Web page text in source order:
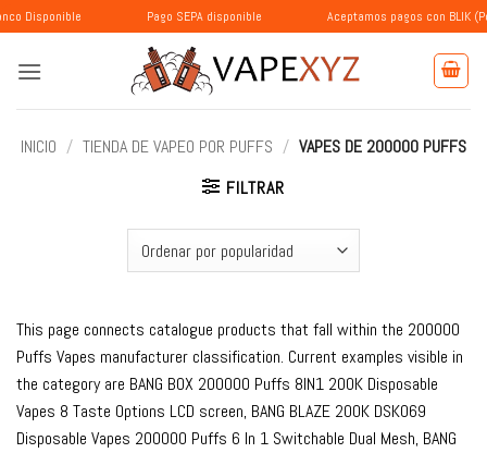
Saltar
al
contenido
Pago SEPA disponible Aceptamos pagos con BLIK (Polonia)
INICIO / TIENDA DE VAPEO POR PUFFS / VAPES DE 200000 PUFFS
FILTRAR
This page connects catalogue products that fall within the 200000
Puffs Vapes manufacturer classification. Current examples visible in
the category are BANG BOX 200000 Puffs 8IN1 200K Disposable
Vapes 8 Taste Options LCD screen, BANG BLAZE 200K DSK069
Disposable Vapes 200000 Puffs 6 In 1 Switchable Dual Mesh, BANG